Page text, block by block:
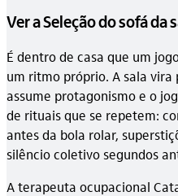
Ver a Seleção do sofá da
É dentro de casa que um
um ritmo próprio. A sala
assume protagonismo e o
de rituais que se repetem:
antes da bola rolar,
silêncio coletivo segundos
A terapeuta ocupacional